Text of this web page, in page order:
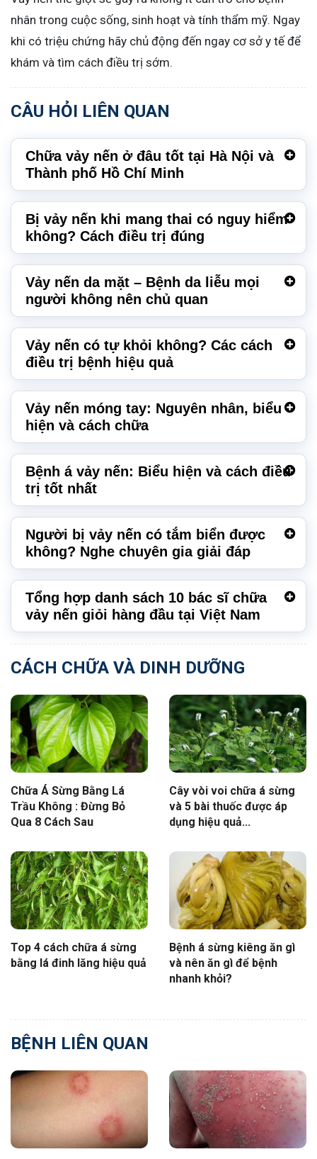
nhân trong cuộc sống, sinh hoạt và tính thẩm mỹ. Ngay
khi có triệu chứng hãy chủ động đến ngay cơ sở y tế để
khám và tìm cách điều trị sớm.
CÂU HỎI LIÊN QUAN
Chữa vảy nến ở đâu tốt tại Hà Nội và
Thành phố Hồ Chí Minh
Bị vảy nến khi mang thai có nguy hiểm
không? Cách điều trị đúng
Vảy nến da mặt – Bệnh da liễu mọi
người không nên chủ quan
Vảy nến có tự khỏi không? Các cách
điều trị bệnh hiệu quả
Vảy nến móng tay: Nguyên nhân, biểu
hiện và cách chữa
Bệnh á vảy nến: Biểu hiện và cách điều
trị tốt nhất
Người bị vảy nến có tắm biển được
không? Nghe chuyên gia giải đáp
Tổng hợp danh sách 10 bác sĩ chữa
vảy nến giỏi hàng đầu tại Việt Nam
CÁCH CHỮA VÀ DINH DƯỠNG
Chữa Á Sừng Bằng Lá
Trầu Không : Đừng Bỏ
Qua 8 Cách Sau
Cây vòi voi chữa á sừng
và 5 bài thuốc được áp
dụng hiệu quả...
Top 4 cách chữa á sừng
bằng lá đinh lăng hiệu quả
Bệnh á sừng kiêng ăn gì
và nên ăn gì để bệnh
nhanh khỏi?
BỆNH LIÊN QUAN